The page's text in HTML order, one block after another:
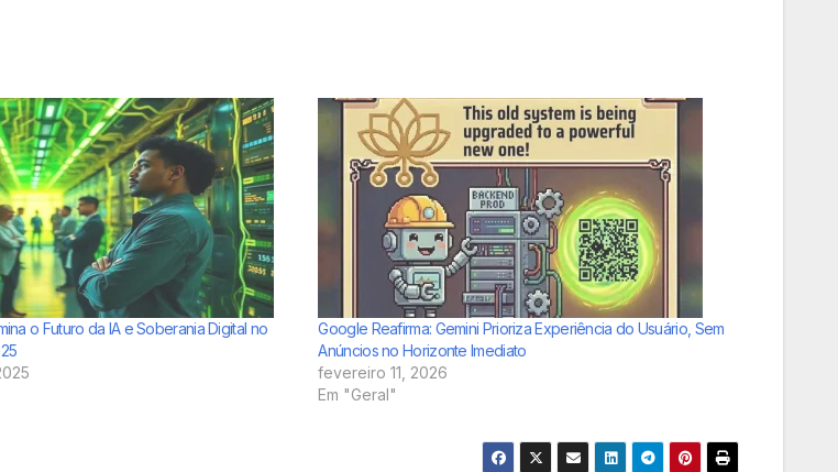
o Futuro da IA e Soberania Digital no
Google Reafirma: Gemini Prioriza Experiência do Usuário, Sem
Anúncios no Horizonte Imediato
fevereiro 11, 2026
Em "Geral"